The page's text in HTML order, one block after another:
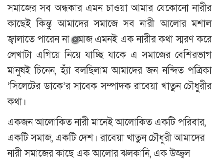
সমাজের সব অন্ধকার এমন চাওয়া আমার যেকোনো নারীর
কাছেই কিন্তু আমাদের সমাজে সব নারী আলোর মশাল
জ্বালাতে পারেন না। আজ এমনই এক নারীর কথা স্মরণ করে
লেখাটা এগিয়ে নিয়ে যাচ্ছি যাকে এ সমাজের বেশিরভাগ
মানুষই চিনেন, হ্যাঁ বলছিলাম আমাদের জন নন্দিত পত্রিকা
‘সিলেটের ডাকে’র সাবেক সম্পাদক রাবেয়া খাতুন চৌধুরীর
কথা।
একজন আলোকিত নারী মানেই আলোকিত একটি পরিবার,
একটি সমাজ, একটি দেশ। রাবেয়া খাতুন চৌধুরী আমাদের
নারী সমাজের কাছে এক আলোর ঝলকানি, এক উজ্জ্বল